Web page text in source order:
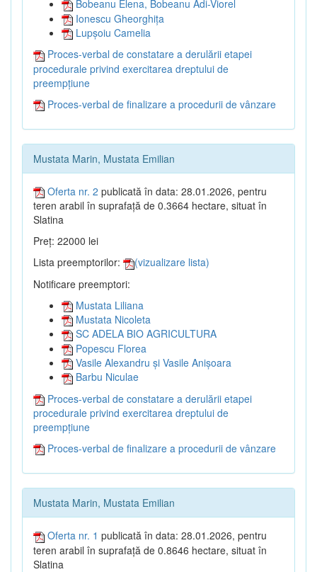
Bobeanu Elena, Bobeanu Adi-Viorel
Ionescu Gheorghița
Lupșoiu Camelia
Proces-verbal de constatare a derulării etapei
procedurale privind exercitarea dreptului de
preempțiune
Proces-verbal de finalizare a procedurii de vânzare
Mustata Marin, Mustata Emilian
Oferta nr. 2 publicată în data: 28.01.2026, pentru
teren arabil în suprafață de 0.3664 hectare, situat în
Slatina
Preț: 22000 lei
Lista preemptorilor:
(vizualizare lista)
Notificare preemptori:
Mustata Liliana
Mustata Nicoleta
SC ADELA BIO AGRICULTURA
Popescu Florea
Vasile Alexandru și Vasile Anișoara
Barbu Niculae
Proces-verbal de constatare a derulării etapei
procedurale privind exercitarea dreptului de
preempțiune
Proces-verbal de finalizare a procedurii de vânzare
Mustata Marin, Mustata Emilian
Oferta nr. 1 publicată în data: 28.01.2026, pentru
teren arabil în suprafață de 0.8646 hectare, situat în
Slatina